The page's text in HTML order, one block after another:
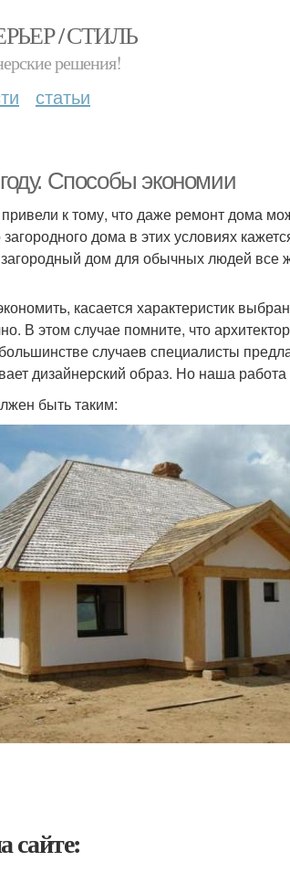
/ СТИЛЬ
решения!
статьи
Способы экономии
к тому, что даже ремонт дома
дома в этих условиях
дом для обычных людей все
касается характеристик
В этом случае помните, что
случаев специалисты
дизайнерский образ. Но наша
быть таким:
сайте: